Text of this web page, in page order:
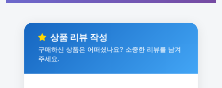
상품 리뷰 작성
구매하신 상품은 어떠셨나요? 소중한 리뷰를 남겨
주세요.